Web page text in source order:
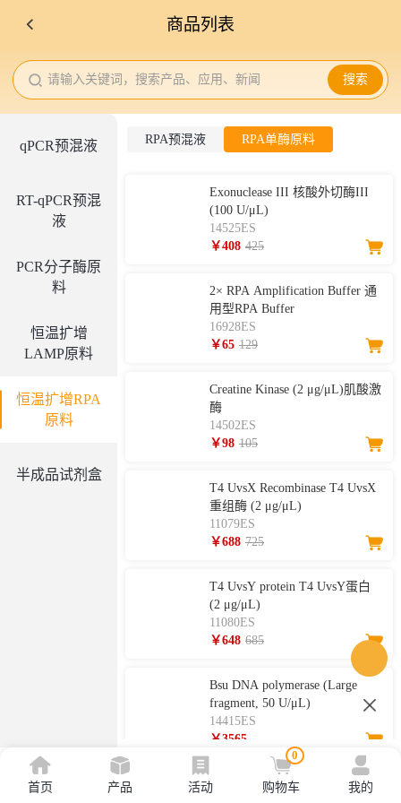
商品列表
请输入关键词，搜索产品、应用、新闻 搜索
qPCR预混液
RT-qPCR预混
液
PCR分子酶原
料
恒温扩增
LAMP原料
恒温扩增RPA
原料
半成品试剂盒
RPA预混液 RPA单酶原料
Exonuclease III 核酸外切酶III
(100 U/μL)
14525ES
￥408 425
2× RPA Amplification Buffer 通
用型RPA Buffer
16928ES
￥65 129
Creatine Kinase (2 μg/μL)肌酸激
酶
14502ES
￥98 105
T4 UvsX Recombinase T4 UvsX
重组酶 (2 μg/μL)
11079ES
￥688 725
T4 UvsY protein T4 UvsY蛋白
(2 μg/μL)
11080ES
￥648 685
Bsu DNA polymerase (Large
fragment, 50 U/μL)
14415ES
￥3565
T4 gene 32 protein (gp 32) T4噬
首页 产品 活动
0
购物车 我的